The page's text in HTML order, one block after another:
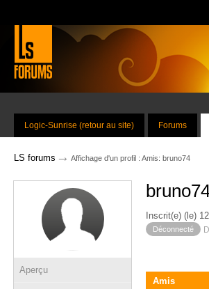
Logic-Sunrise (retour au site) Forums
LS forums → Affichage d'un profil : Amis: bruno74
Aperçu
Inscrit(e) (le)
Déconnecté
Amis